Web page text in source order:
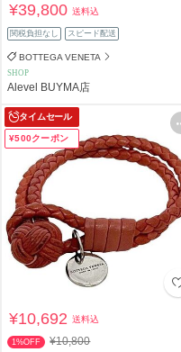
¥39,800送料込
関税負担なし スピード配送
BOTTEGA VENETA
SHOP
Alevel BUYMA店
タイムセール
¥500クーポン
¥10,692送料込
1%OFF ¥10,800